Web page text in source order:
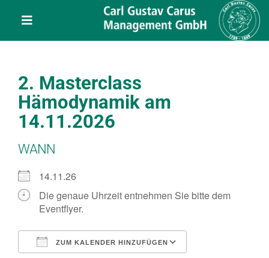
Toggle
Navigation
Über uns
Projekte
Service
Kontakt
2. Masterclass
Hämodynamik am
14.11.2026
WANN
14.11.26
Die genaue Uhrzeit entnehmen Sie bitte dem
Eventflyer.
ZUM KALENDER HINZUFÜGEN